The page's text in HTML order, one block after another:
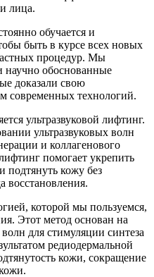
лица.
обучается и
быть в курсе всех новых
процедур. Мы
научно обоснованные
доказали свою
современных технологий.
ультразвуковой лифтинг.
ультразвуковых волн
и коллагенового
помогает укрепить
подтянуть кожу без
восстановления.
которой мы пользуемся,
Этот метод основан на
для стимуляции синтеза
редиодермальной
кожи, сокращение